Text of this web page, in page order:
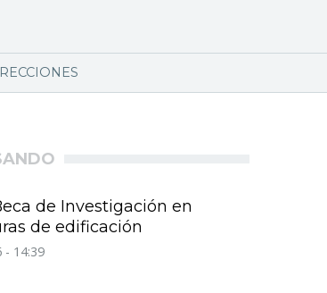
de Investigación en
de edificación
- 14:39